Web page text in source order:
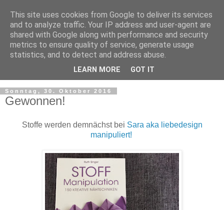
Sonntag, 30. Oktober 2016
Gewonnen!
Stoffe werden demnächst bei Sara aka liebedesign
manipuliert!
This site uses cookies from Google to deliver its services
and to analyze traffic. Your IP address and user-agent are
shared with Google along with performance and security
metrics to ensure quality of service, generate usage
statistics, and to detect and address abuse.
LEARN MORE GOT IT